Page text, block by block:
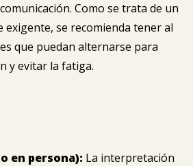
Como se trata de un
se recomienda tener al
que puedan alternarse para
y evitar la fatiga.
en persona): La interpretación